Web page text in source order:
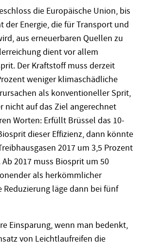
die Europäische Union, bis
der Energie, die für Transport und
aus erneuerbaren Quellen zu
dient vor allem
Der Kraftstoff muss derzeit
weniger klimaschädliche
als konventioneller Sprit,
nicht auf das Ziel angerechnet
Worten: Erfüllt Brüssel das 10-
dieser Effizienz, dann könnte
2017 um 3,5 Prozent
2017 muss Biosprit um 50
als herkömmlicher
Reduzierung läge dann bei fünf
Einsparung, wenn man bedenkt,
von Leichtlaufreifen die